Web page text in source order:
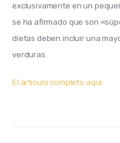
exclusivamente en un
se ha afirmado que son
dietas deben incluir una
verduras.
El artículo completo aquí.